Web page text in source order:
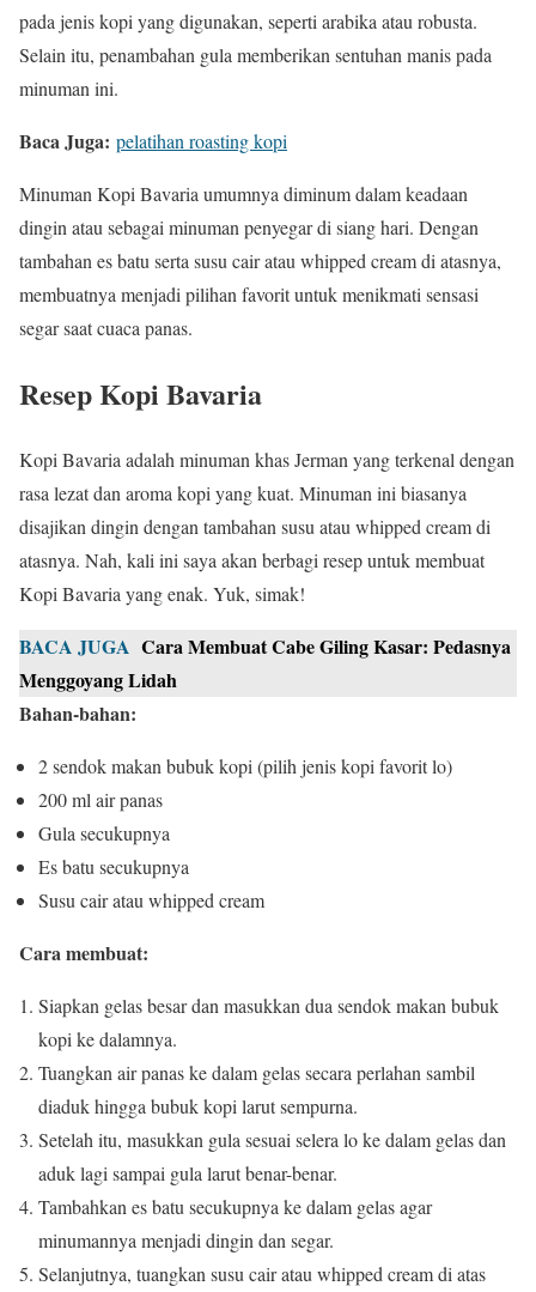
pada jenis kopi yang digunakan, seperti arabika atau robusta.
Selain itu, penambahan gula memberikan sentuhan manis pada
minuman ini.
Baca Juga: pelatihan roasting kopi
Minuman Kopi Bavaria umumnya diminum dalam keadaan
dingin atau sebagai minuman penyegar di siang hari. Dengan
tambahan es batu serta susu cair atau whipped cream di atasnya,
membuatnya menjadi pilihan favorit untuk menikmati sensasi
segar saat cuaca panas.
Resep Kopi Bavaria
Kopi Bavaria adalah minuman khas Jerman yang terkenal dengan
rasa lezat dan aroma kopi yang kuat. Minuman ini biasanya
disajikan dingin dengan tambahan susu atau whipped cream di
atasnya. Nah, kali ini saya akan berbagi resep untuk membuat
Kopi Bavaria yang enak. Yuk, simak!
BACA JUGA Cara Membuat Cabe Giling Kasar: Pedasnya
Menggoyang Lidah
Bahan-bahan:
2 sendok makan bubuk kopi (pilih jenis kopi favorit lo)
200 ml air panas
Gula secukupnya
Es batu secukupnya
Susu cair atau whipped cream
Cara membuat:
Siapkan gelas besar dan masukkan dua sendok makan bubuk
kopi ke dalamnya.
Tuangkan air panas ke dalam gelas secara perlahan sambil
diaduk hingga bubuk kopi larut sempurna.
Setelah itu, masukkan gula sesuai selera lo ke dalam gelas dan
aduk lagi sampai gula larut benar-benar.
Tambahkan es batu secukupnya ke dalam gelas agar
minumannya menjadi dingin dan segar.
Selanjutnya, tuangkan susu cair atau whipped cream di atas